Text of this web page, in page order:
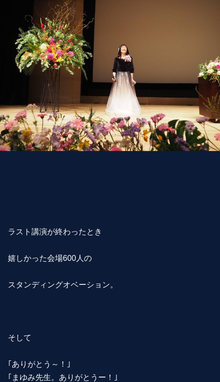
ラスト講演が終わったとき
嬉しかった会場600人の
スタンディングオベーション。
そして
｢ありがとう～！｣
｢まゆみ先生。ありがとうー！｣